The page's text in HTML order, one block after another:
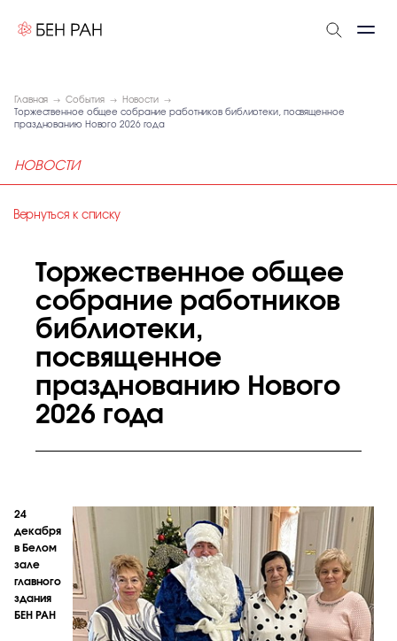
Главная События
Новости
Торжественное общее собрание работников библиотеки, посвященное
празднованию Нового 2026 года
НОВОСТИ
Вернуться к списку
Торжественное общее
собрание работников
библиотеки,
посвященное
празднованию Нового
2026 года
24
декабря
в Белом
зале
главного
здания
БЕН РАН